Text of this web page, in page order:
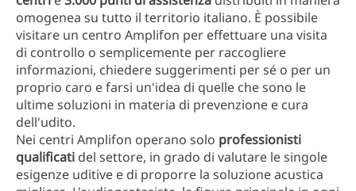
omogenea su tutto il territorio italiano. È possibile
visitare un centro Amplifon per effettuare una visita
di controllo o semplicemente per raccogliere
informazioni, chiedere suggerimenti per sé o per un
proprio caro e farsi un'idea di quelle che sono le
ultime soluzioni in materia di prevenzione e cura
dell'udito.
Nei centri Amplifon operano solo professionisti
qualificati del settore, in grado di valutare le singole
esigenze uditive e di proporre la soluzione acustica